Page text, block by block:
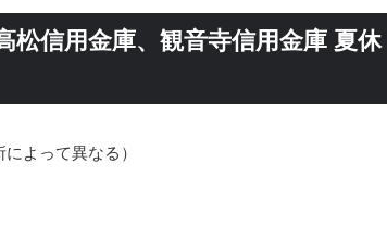
松信用金庫、観音寺信用金庫 夏休
よって異なる）